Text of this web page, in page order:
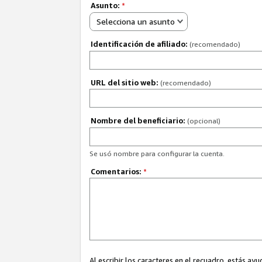
Asunto: *
Selecciona un asunto
Identificación de afiliado: (recomendado)
URL del sitio web: (recomendado)
Nombre del beneficiario: (opcional)
Se usó nombre para configurar la cuenta.
Comentarios: *